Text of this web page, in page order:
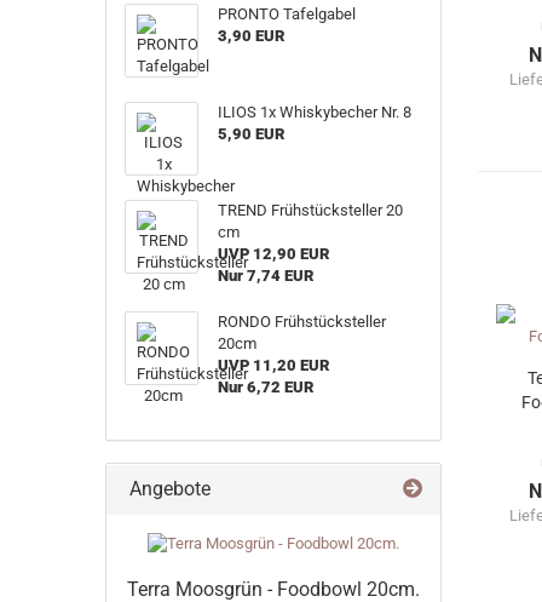
PRONTO Tafelgabel
3,90 EUR
ILIOS 1x Whiskybecher Nr. 8
5,90 EUR
TREND Frühstücksteller 20
cm
UVP 12,90 EUR
Nur 7,74 EUR
RONDO Frühstücksteller
20cm
UVP 11,20 EUR
Nur 6,72 EUR
Angebote
Terra Moosgrün - Foodbowl 20cm.